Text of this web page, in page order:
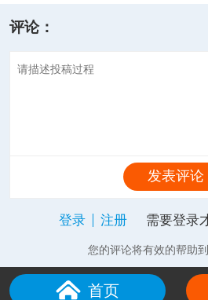
评论：
发表评论
登录 注册 需要登录
您的评论将有效的帮助
首页